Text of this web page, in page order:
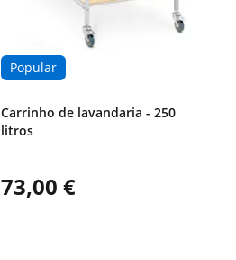
Popular
Carrinho de lavandaria - 250
litros
73,00 €